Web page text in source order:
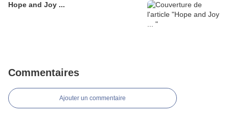
Hope and Joy ...
Commentaires
Ajouter un commentaire